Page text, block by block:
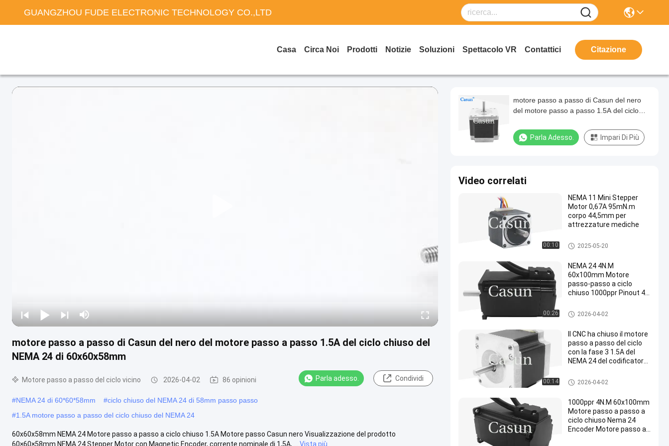
GUANGZHOU FUDE ELECTRONIC TECHNOLOGY CO.,LTD
Casa Circa Noi Prodotti Notizie Soluzioni Spettacolo VR Contattici Citazione
motore passo a passo di Casun del nero del motore passo a passo 1.5A del ciclo chiuso del
NEMA 24 di 60x60x58mm
Motore passo a passo del ciclo vicino 2026-04-02 86 opinioni Parla adesso. Condividi
#NEMA 24 di 60*60*58mm #ciclo chiuso del NEMA 24 di 58mm passo passo
#1.5A motore passo a passo del ciclo chiuso del NEMA 24
60x60x58mm NEMA 24 Motore passo a passo a ciclo chiuso 1.5A Motore passo Casun nero Visualizzazione del prodotto
60×60×58mm NEMA 24 Stepper Motor con Magnetic Encoder, corrente nominale di 1,5A, ...
Vista più
motore passo a passo di Casun del nero
del motore passo a passo 1.5A del ciclo
Parla Adesso. Impari Di Più
Video correlati
00:10
NEMA 11 Mini Stepper
Motor 0,67A 95mN.m
corpo 44,5mm per
attrezzature mediche
motore passo a passo del NE
MA 11
2025-05-20
00:26
NEMA 24 4N.M
60x100mm Motore
passo-passo a ciclo
chiuso 1000ppr Pinout 4
Motore passo a passo del cicl
o chiuso del NEMA 24
2026-04-02
00:14
Il CNC ha chiuso il motore
passo a passo del ciclo
con la fase 3 1.5A del
NEMA 24 del codificatore
Motore passo a passo del cicl
o chiuso del NEMA 24
2026-04-02
1000ppr 4N.M 60x100mm
Motore passo a passo a
ciclo chiuso Nema 24
Encoder Motore passo a